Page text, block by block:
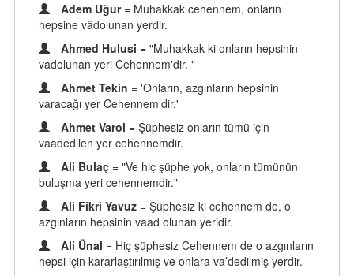
Adem Uğur = Muhakkak cehennem, onların
hepsine vâdolunan yerdir.
Ahmed Hulusi = "Muhakkak ki onların hepsinin
vadolunan yeri Cehennem'dir. "
Ahmet Tekin = 'Onların, azgınların hepsinin
varacağı yer Cehennem’dir.'
Ahmet Varol = Şüphesiz onların tümü için
vaadedilen yer cehennemdir.
Ali Bulaç = "Ve hiç şüphe yok, onların tümünün
buluşma yeri cehennemdir."
Ali Fikri Yavuz = Şüphesiz ki cehennem de, o
azgınların hepsinin vaad olunan yeridir.
Ali Ünal = Hiç şüphesiz Cehennem de o azgınların
hepsi için kararlaştırılmış ve onlara va’dedilmiş yerdir.